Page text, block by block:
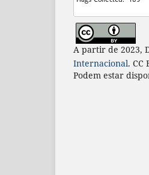
A partir de 2023,
Internacional. CC
Podem estar